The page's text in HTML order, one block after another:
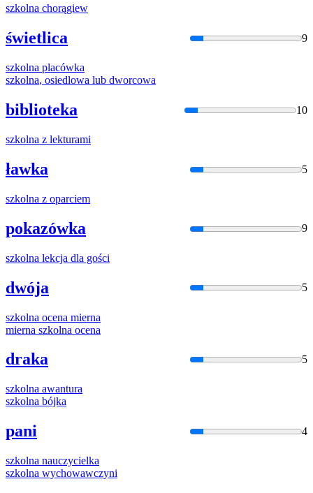
szkolna chorągiew
świetlica 9
szkolna placówka
szkolna, osiedlowa lub dworcowa
biblioteka 10
szkolna z lekturami
ławka 5
szkolna z oparciem
pokazówka 9
szkolna lekcja dla gości
dwója 5
szkolna ocena mierna
mierna szkolna ocena
draka 5
szkolna awantura
szkolna bójka
pani 4
szkolna nauczycielka
szkolna wychowawczyni